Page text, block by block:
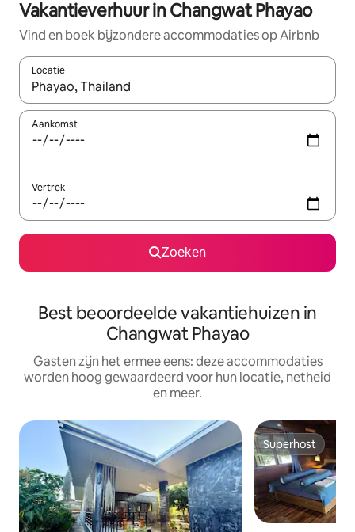
Vakantieverhuur in Changwat Phayao
Vind en boek bijzondere accommodaties op Airbnb
Locatie
Wanneer er suggesties beschikbaar zijn, maak je een keuze
Aankomst
Vertrek
Zoeken
Best beoordeelde vakantiehuizen in
Changwat Phayao
Gasten zijn het ermee eens: deze accommodaties
worden hoog gewaardeerd voor hun locatie, netheid
en meer.
Superhost
Superhost